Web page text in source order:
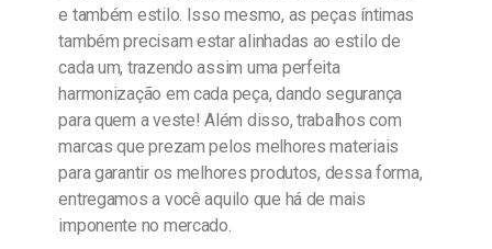
e também estilo. Isso mesmo, as peças íntimas
também precisam estar alinhadas ao estilo de
cada um, trazendo assim uma perfeita
harmonização em cada peça, dando segurança
para quem a veste! Além disso, trabalhos com
marcas que prezam pelos melhores materiais
para garantir os melhores produtos, dessa forma,
entregamos a você aquilo que há de mais
imponente no mercado.